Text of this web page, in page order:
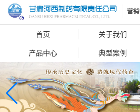
首页 关于我们
产品中心
典型案例